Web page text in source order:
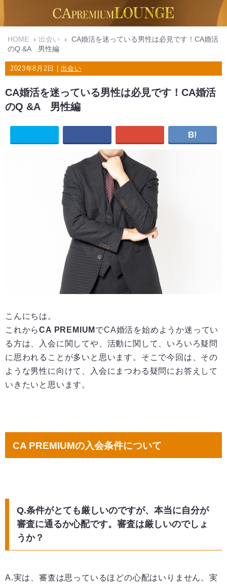
HOME › 出会い ›
CA婚活を迷っている男性は必見です！CA婚活
のQ &A 男性編
2023年8月2日 | 出会い
CA婚活を迷っている男性は必見です！CA婚活
のQ &A 男性編
B!
こんにちは。
これからCA PREMIUM でCA婚活を始めようか迷ってい
る方は、入会に関してや、活動に関して、いろいろ疑問
に思われることが多いと思います。そこで今回は、その
ような男性に向けて、入会にまつわる疑問にお答えして
いきたいと思います。
CA PREMIUMの入会条件について
Q.条件がとても厳しいのですが、本当に自分が
審査に通るか心配です。審査は厳しいのでしょ
うか？
A.実は、審査は思っているほどの心配はいりません。実